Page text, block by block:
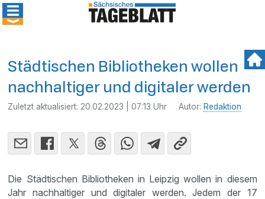
Städtischen Bibliotheken wollen
nachhaltiger und digitaler werden
Zuletzt aktualisiert: 20.02.2023 | 07:13 Uhr Autor: Redaktion
Die Städtischen Bibliotheken in Leipzig wollen in diesem
Jahr nachhaltiger und digitaler werden. Jedem der 17